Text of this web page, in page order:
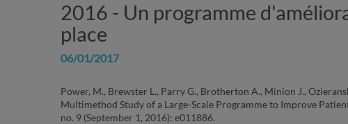
2016 - Un programme
place
06/01/2017
Power, M., Brewster L., Parry G., Brotherton A., Minion J.,
Multimethod Study of a Large-Scale Programme to Improve
no. 9 (September 1, 2016): e011886.